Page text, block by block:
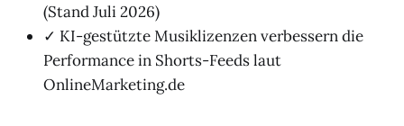
(Stand Juli 2026)
✓ KI-gestützte Musiklizenzen verbessern die
Performance in Shorts-Feeds laut
OnlineMarketing.de